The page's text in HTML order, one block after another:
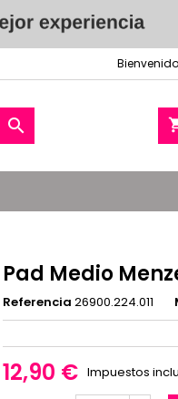

Pad Medio
Referencia 26900.224.011
12,90 € Impuestos